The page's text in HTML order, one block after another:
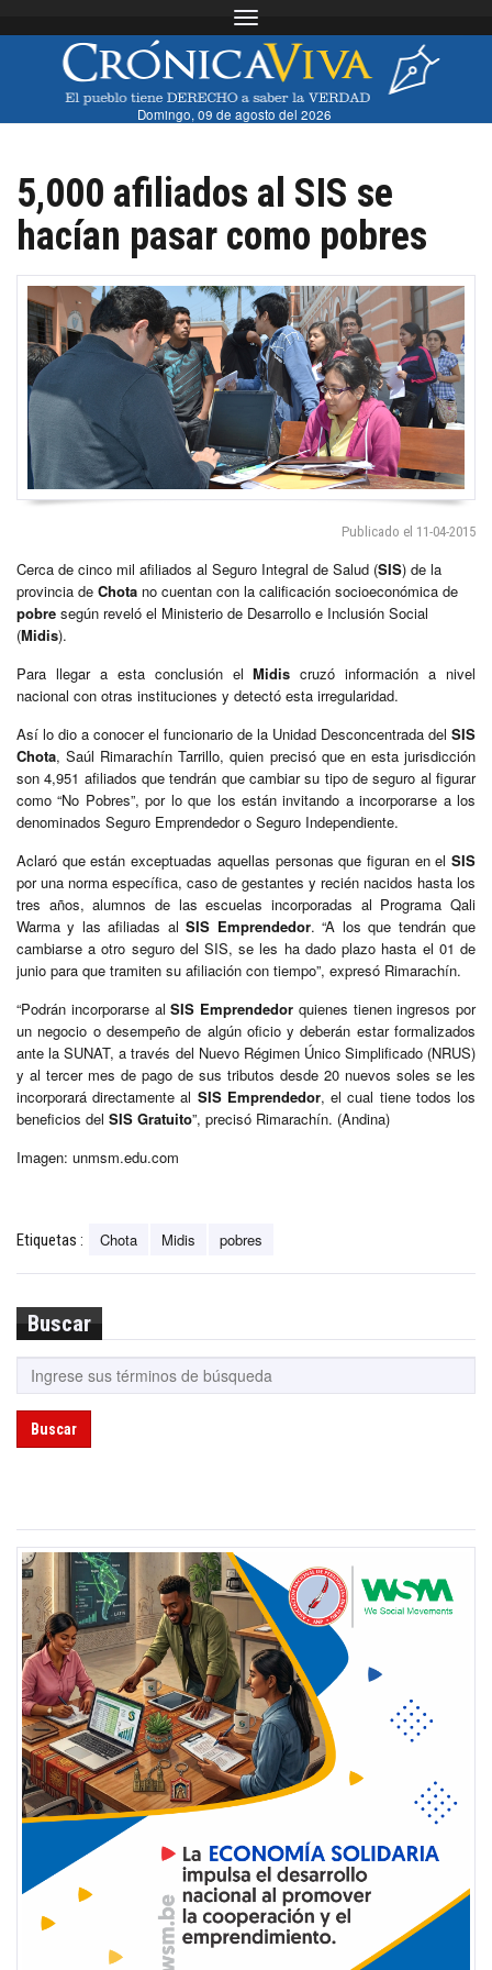
Toggle navigation
Domingo, 09 de agosto del 2026
5,000 afiliados al SIS se
hacían pasar como pobres
Publicado el 11-04-2015
Cerca de cinco mil afiliados al Seguro Integral de Salud (SIS) de la
provincia de Chota no cuentan con la calificación socioeconómica de
pobre según reveló el Ministerio de Desarrollo e Inclusión Social
(Midis).
Para llegar a esta conclusión el Midis cruzó información a nivel
nacional con otras instituciones y detectó esta irregularidad.
Así lo dio a conocer el funcionario de la Unidad Desconcentrada del SIS
Chota, Saúl Rimarachín Tarrillo, quien precisó que en esta jurisdicción
son 4,951 afiliados que tendrán que cambiar su tipo de seguro al figurar
como “No Pobres”, por lo que los están invitando a incorporarse a los
denominados Seguro Emprendedor o Seguro Independiente.
Aclaró que están exceptuadas aquellas personas que figuran en el SIS
por una norma específica, caso de gestantes y recién nacidos hasta los
tres años, alumnos de las escuelas incorporadas al Programa Qali
Warma y las afiliadas alSIS Emprendedor. “A los que tendrán que
cambiarse a otro seguro del SIS, se les ha dado plazo hasta el 01 de
junio para que tramiten su afiliación con tiempo”, expresó Rimarachín.
“Podrán incorporarse alSIS Emprendedor quienes tienen ingresos por
un negocio o desempeño de algún oficio y deberán estar formalizados
ante la SUNAT, a través del Nuevo Régimen Único Simplificado (NRUS)
y al tercer mes de pago de sus tributos desde 20 nuevos soles se les
incorporará directamente al SIS Emprendedor, el cual tiene todos los
beneficios del SIS Gratuito”, precisó Rimarachín. (Andina)
Imagen: unmsm.edu.com
Etiquetas : Chota Midis pobres
Buscar
Buscar